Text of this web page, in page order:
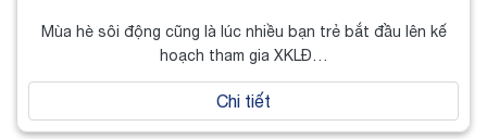
Mùa hè sôi động cũng là lúc nhiều bạn trẻ bắt đầu lên kế
hoạch tham gia XKLĐ…
Chi tiết